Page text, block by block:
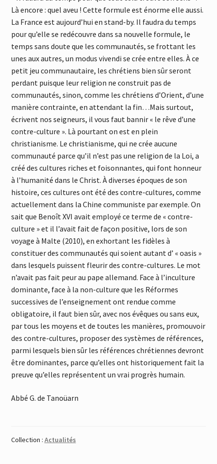
Là encore : quel aveu ! Cette formule est énorme elle aussi.
La France est aujourd’hui en stand-by. Il faudra du temps
pour qu’elle se redécouvre dans sa nouvelle formule, le
temps sans doute que les communautés, se frottant les
unes aux autres, un modus vivendi se crée entre elles. À ce
petit jeu communautaire, les chrétiens bien sûr seront
perdant puisque leur religion ne construit pas de
communautés, sinon, comme les chrétiens d’Orient, d’une
manière contrainte, en attendant la fin…Mais surtout,
écrivent nos seigneurs, il vous faut bannir « le rêve d’une
contre-culture ». Là pourtant on est en plein
christianisme. Le christianisme, qui ne crée aucune
communauté parce qu’il n’est pas une religion de la Loi, a
créé des cultures riches et foisonnantes, qui font honneur
à l’humanité dans le Christ. À diverses époques de son
histoire, ces cultures ont été des contre-cultures, comme
actuellement dans la Chine communiste par exemple. On
sait que Benoît XVI avait employé ce terme de « contre-
culture » et il l’avait fait de façon positive, lors de son
voyage à Malte (2010), en exhortant les fidèles à
constituer des communautés qui soient autant d’ « oasis »
dans lesquels puissent fleurir des contre-cultures. Le mot
n’avait pas fait peur au pape allemand. Face à l’inculture
dominante, face à la non-culture que les Réformes
successives de l’enseignement ont rendue comme
obligatoire, il faut bien sûr, avec nos évêques ou sans eux,
par tous les moyens et de toutes les manières, promouvoir
des contre-cultures, proposer des systèmes de références,
parmi lesquels bien sûr les références chrétiennes devront
être dominantes, parce qu’elles ont historiquement fait la
preuve qu’elles représentent un vrai progrès humain.
Abbé G. de Tanoüarn
Collection : Actualités